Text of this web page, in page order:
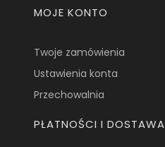
MOJE KONTO
Twoje zamówienia
Ustawienia konta
Przechowalnia
PŁATNOŚCI I DOSTAWA